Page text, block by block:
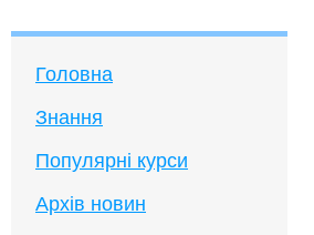
Головна
Знання
Популярні курси
Архів новин